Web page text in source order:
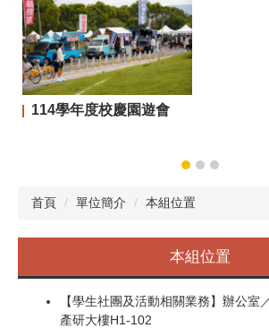
114學年度校慶園遊會
首頁 單位簡介 本組位置
本組位置
【學生社團及活動相關業務】辦公室
產研大樓H1-102